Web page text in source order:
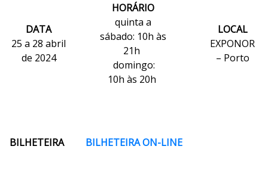
DATA
25 a 28 abril
de 2024
HORÁRIO
quinta a
sábado: 10h às
21h
domingo:
10h às 20h
LOCAL
EXPONOR
– Porto
BILHETEIRA BILHETEIRA ON-LINE